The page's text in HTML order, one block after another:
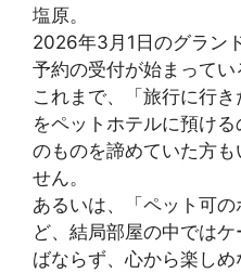
塩原。
2026年3月1日のグラン
予約の受付が始まってい
これまで、「旅行に行
をペットホテルに預け
のものを諦めていた方
せん。
あるいは、「ペット可
ど、結局部屋の中では
ばならず、心から楽し